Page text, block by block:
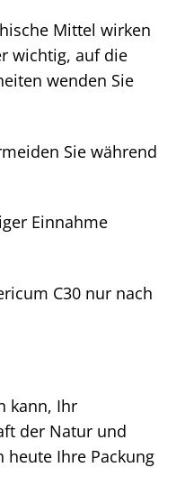
Mittel wirken
wichtig, auf die
wenden Sie
Sie während
Einnahme
C30 nur nach
kann, Ihr
der Natur und
heute Ihre Packung